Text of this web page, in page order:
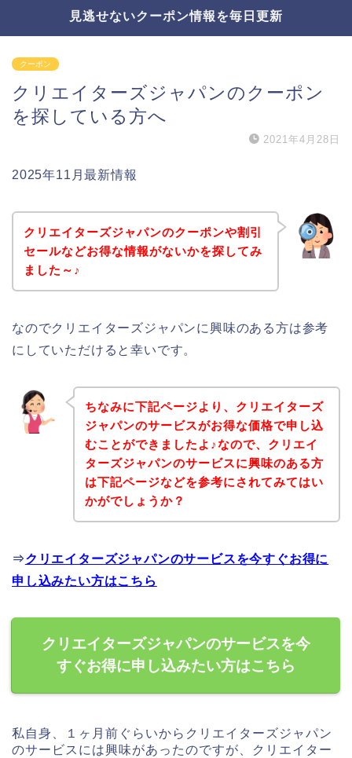
見逃せないクーポン情報を毎日更新
クーポン
クリエイターズジャパンのクーポン
を探している方へ
2021年4月28日
2025年11月最新情報
クリエイターズジャパンのクーポンや割引
セールなどお得な情報がないかを探してみ
ました～♪
なのでクリエイターズジャパンに興味のある方は参考
にしていただけると幸いです。
ちなみに下記ページより、クリエイターズ
ジャパンのサービスがお得な価格で申し込
むことができましたよ♪なので、クリエイ
ターズジャパンのサービスに興味のある方
は下記ページなどを参考にされてみてはい
かがでしょうか？
⇒クリエイターズジャパンのサービスを今すぐお得に
申し込みたい方はこちら
クリエイターズジャパンのサービスを今
すぐお得に申し込みたい方はこちら
私自身、１ヶ月前ぐらいからクリエイターズジャパン
のサービスには興味があったのですが、クリエイター